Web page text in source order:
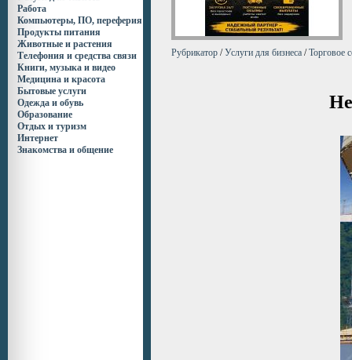
Работа
Компьютеры, ПО, переферия
Продукты питания
Животные и растения
Телефония и средства связи
Книги, музыка и видео
Медицина и красота
Бытовые услуги
Одежда и обувь
Образование
Отдых и туризм
Интернет
Знакомства и общение
Рубрикатор /Услуги для бизнеса /Торговое